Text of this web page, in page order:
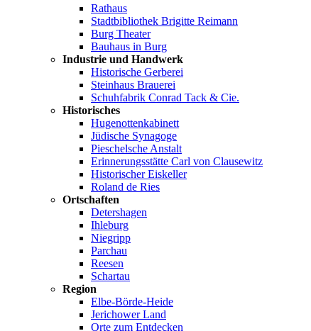
Rathaus
Stadtbibliothek Brigitte Reimann
Burg Theater
Bauhaus in Burg
Industrie und Handwerk
Historische Gerberei
Steinhaus Brauerei
Schuhfabrik Conrad Tack & Cie.
Historisches
Hugenottenkabinett
Jüdische Synagoge
Pieschelsche Anstalt
Erinnerungsstätte Carl von Clausewitz
Historischer Eiskeller
Roland de Ries
Ortschaften
Detershagen
Ihleburg
Niegripp
Parchau
Reesen
Schartau
Region
Elbe-Börde-Heide
Jerichower Land
Orte zum Entdecken